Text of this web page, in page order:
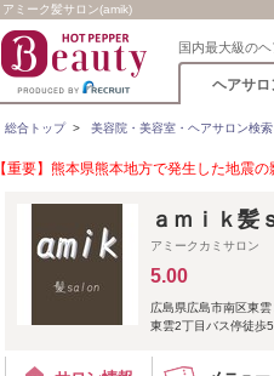
アミーク髪サロン(amik)
国内最大級の
ヘアサロ
総合トップ> 美容院・美容室・ヘアサロン検
【重要】熊本県熊本地方で発生した地震
ａｍｉｋ髪
アミークカミサロン
5.00
広島県広島市南区東
東雲2丁目バス停徒歩